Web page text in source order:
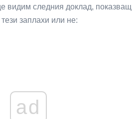
видим следния доклад, показващ
заплахи или не:
ad